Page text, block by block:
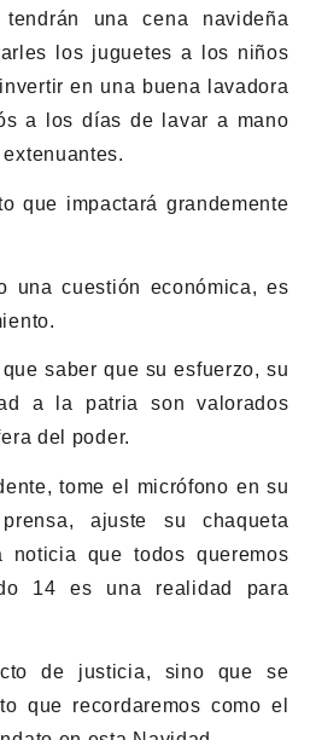
una cena navideña
los juguetes a los niños
en una buena lavadora
a los días de lavar a mano
que impactará grandemente
una cuestión económica, es
saber que su esfuerzo, su
a la patria son valorados
del poder.
tome el micrófono en su
ajuste su chaqueta
que todos queremos
14 es una realidad para
de justicia, sino que se
que recordaremos como el